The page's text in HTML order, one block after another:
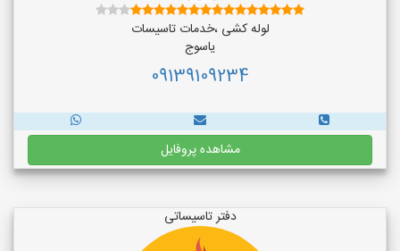
لوله کشی ،خدمات تاسیسات
یاسوج
09139109234
مشاهده پروفایل
دفتر تاسیساتی